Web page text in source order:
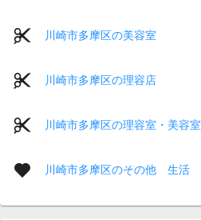
川崎市多摩区の美容室
川崎市多摩区の理容店
川崎市多摩区の理容室・美容室
川崎市多摩区のその他 生活